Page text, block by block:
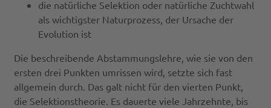
die natürliche Selektion oder natürliche Zuchtwahl
als wichtigster Naturprozess, der Ursache der
Evolution ist
Die beschreibende Abstammungslehre, wie sie von den
ersten drei Punkten umrissen wird, setzte sich fast
allgemein durch. Das galt nicht für den vierten Punkt,
die Selektionstheorie. Es dauerte viele Jahrzehnte, bis